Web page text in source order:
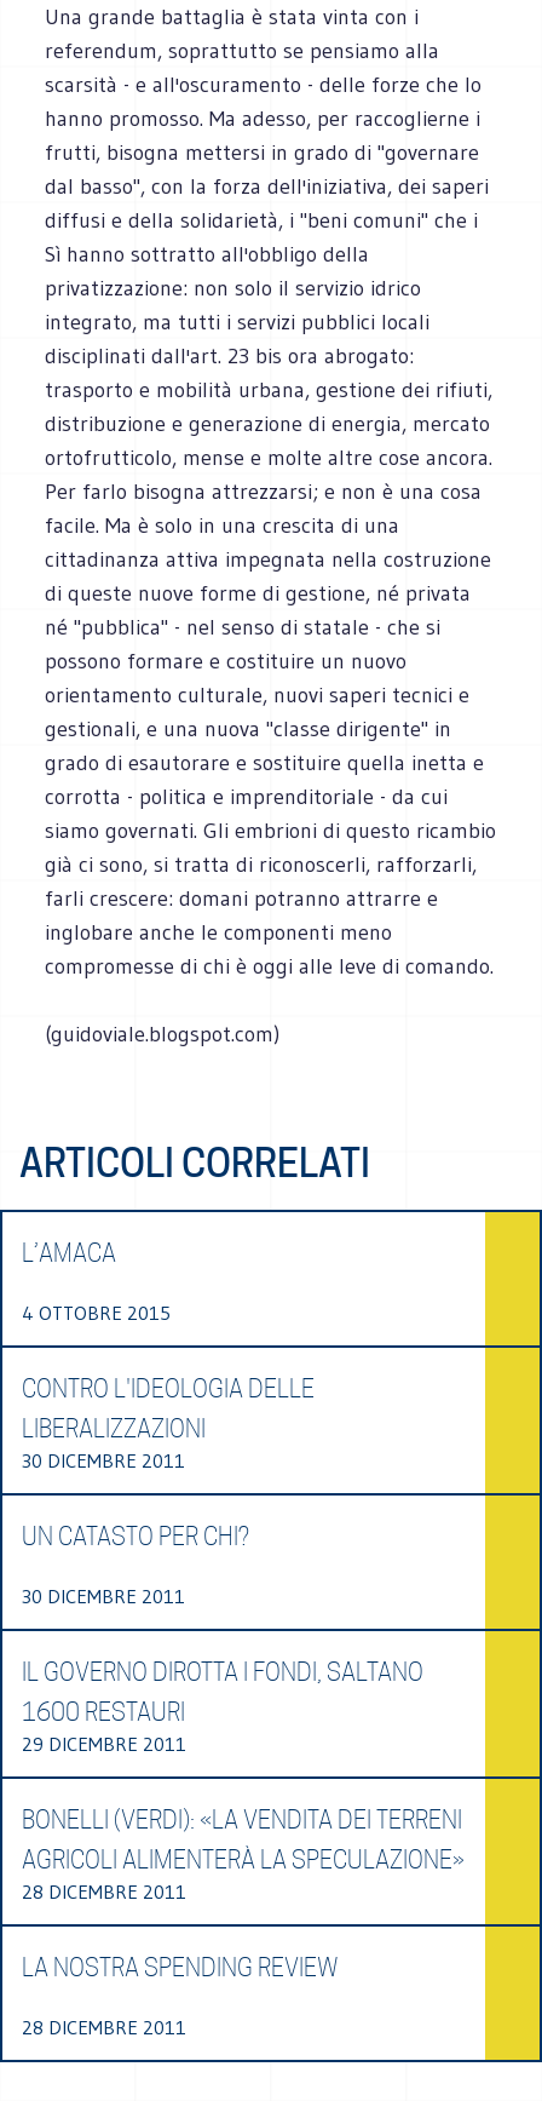
Una grande battaglia è stata vinta con i
referendum, soprattutto se pensiamo alla
scarsità - e all'oscuramento - delle forze che lo
hanno promosso. Ma adesso, per raccoglierne i
frutti, bisogna mettersi in grado di "governare
dal basso", con la forza dell'iniziativa, dei saperi
diffusi e della solidarietà, i "beni comuni" che i
Sì hanno sottratto all'obbligo della
privatizzazione: non solo il servizio idrico
integrato, ma tutti i servizi pubblici locali
disciplinati dall'art. 23 bis ora abrogato:
trasporto e mobilità urbana, gestione dei rifiuti,
distribuzione e generazione di energia, mercato
ortofrutticolo, mense e molte altre cose ancora.
Per farlo bisogna attrezzarsi; e non è una cosa
facile. Ma è solo in una crescita di una
cittadinanza attiva impegnata nella costruzione
di queste nuove forme di gestione, né privata
né "pubblica" - nel senso di statale - che si
possono formare e costituire un nuovo
orientamento culturale, nuovi saperi tecnici e
gestionali, e una nuova "classe dirigente" in
grado di esautorare e sostituire quella inetta e
corrotta - politica e imprenditoriale - da cui
siamo governati. Gli embrioni di questo ricambio
già ci sono, si tratta di riconoscerli, rafforzarli,
farli crescere: domani potranno attrarre e
inglobare anche le componenti meno
compromesse di chi è oggi alle leve di comando.
(guidoviale.blogspot.com)
ARTICOLI CORRELATI
L’AMACA
4 OTTOBRE 2015
CONTRO L'IDEOLOGIA DELLE
LIBERALIZZAZIONI
30 DICEMBRE 2011
UN CATASTO PER CHI?
30 DICEMBRE 2011
IL GOVERNO DIROTTA I FONDI, SALTANO
1600 RESTAURI
29 DICEMBRE 2011
BONELLI (VERDI): «LA VENDITA DEI TERRENI
AGRICOLI ALIMENTERÀ LA SPECULAZIONE»
28 DICEMBRE 2011
LA NOSTRA SPENDING REVIEW
28 DICEMBRE 2011